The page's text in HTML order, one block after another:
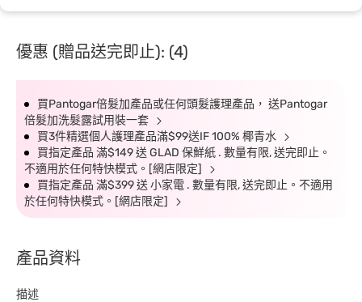
優惠 (贈品送完即止): (4)
買Pantogar倍髮加產品或任何頭髮護理產品， 送Pantogar
倍髮加洗髮露試用裝一套
買3件精選個人護理產品滿$99送IF 100% 椰青水
買指定產品 滿$149 送 GLAD 保鮮紙 . 數量有限, 送完即止。
不適用於任何特快模式。[網店限定]
買指定產品 滿$399 送 小家電 . 數量有限, 送完即止。不適用
於任何特快模式。[網店限定]
產品資料
描述